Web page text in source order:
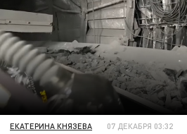
ЕКАТЕРИНА КНЯЗЕВА 07 ДЕКАБРЯ 03:32